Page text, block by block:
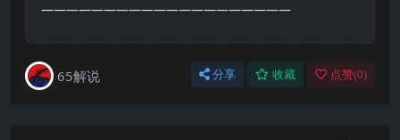
————————————————————
65解说 分享 收藏 点赞(0)